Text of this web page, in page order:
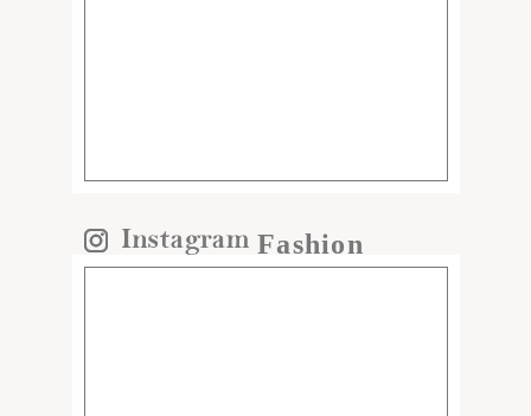
Fashion